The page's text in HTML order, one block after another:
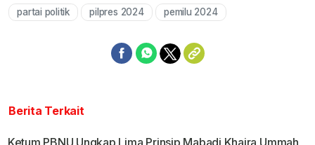
partai politik pilpres 2024 pemilu 2024
Berita Terkait